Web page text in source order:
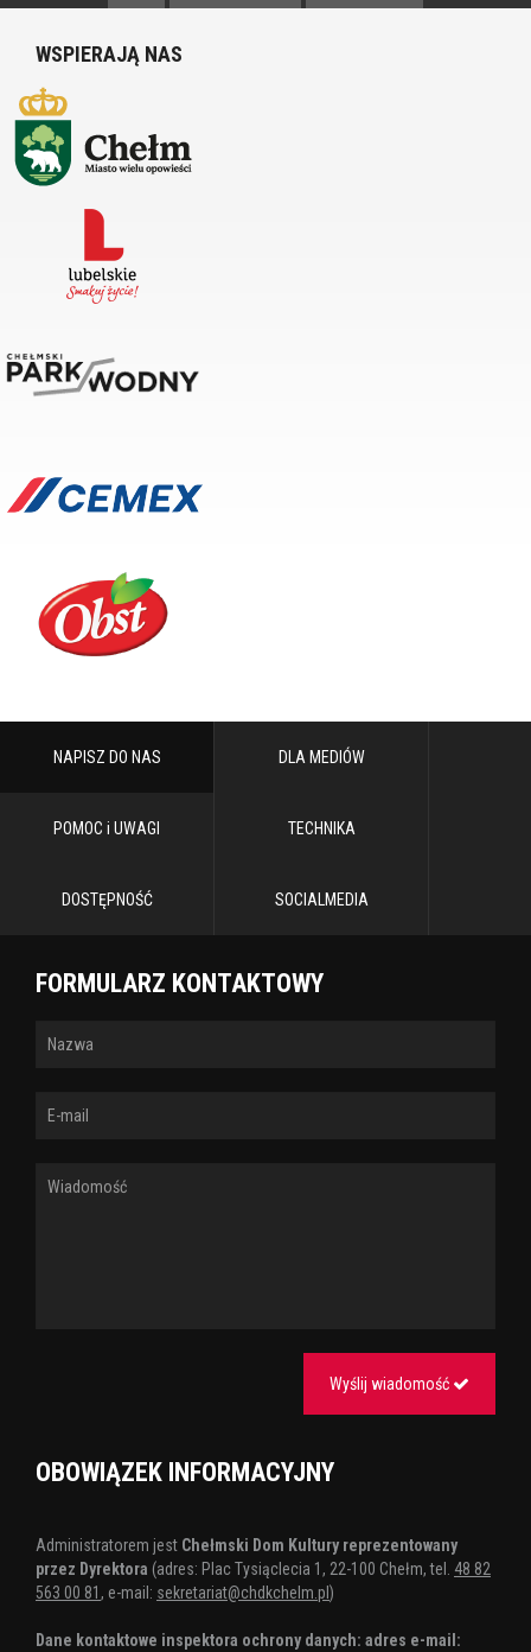
WSPIERAJĄ NAS
NAPISZ DO NAS DLA MEDIÓW
POMOC i UWAGI TECHNIKA
DOSTĘPNOŚĆ SOCIALMEDIA
FORMULARZ KONTAKTOWY
Wyślij wiadomość
OBOWIĄZEK INFORMACYJNY
Administratorem jest Chełmski Dom Kultury reprezentowany
przez Dyrektora (adres: Plac Tysiąclecia 1, 22-100 Chełm, tel. 48 82
563 00 81 , e-mail: sekretariat@chdkchelm.pl )
Dane kontaktowe inspektora ochrony danych: adres e-mail: